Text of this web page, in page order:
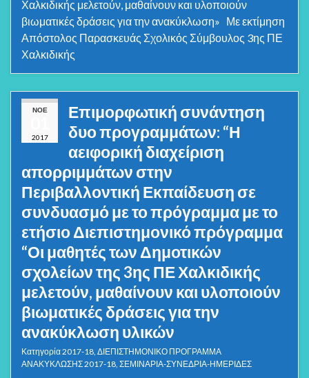
Χαλκιδικής μελετούν, μαθαίνουν και υλοποιούν
βιωματικές δράσεις για την ανακύκλωση» Με εκτίμηση
Απόστολος Παρασκευάς Σχολικός Σύμβουλος 3ης ΠΕ
Χαλκιδικής
ΝΟΈ
2017
Επιμορφωτική συνάντηση
δυο προγραμμάτων: “Η
αειφορική διαχείριση
απορριμμάτων στην
Περιβαλλοντική Εκπαίδευση σε
συνδυασμό με το πρόγραμμα με το
ετήσιο Διεπιστημονικό πρόγραμμα
“Οι μαθητές των Δημοτικών
σχολείων της 3ης ΠΕ Χαλκιδικής
μελετούν, μαθαίνουν και υλοποιούν
βιωματικές δράσεις για την
ανακύκλωση υλικών
Κατηγορία2017-18 ΔΙΕΠΙΣΤΗΜΟΝΙΚΟ ΠΡΟΓΡΑΜΜΑ
ΑΝΑΚΥΚΛΩΣΗΣ 2017-18 ΣΕΜΙΝΑΡΙΑ-ΣΥΝΕΔΡΙΑ-ΗΜΕΡΙΔΕΣ